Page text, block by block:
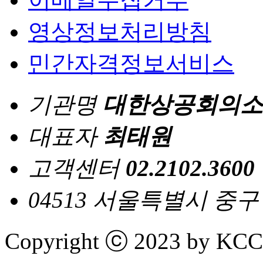
영상정보처리방침
민간자격정보서비스
기관명 대한상공회의소
대표자 최태원
고객센터 02.2102.3600
04513 서울특별시 중
Copyright ⓒ 2023 by